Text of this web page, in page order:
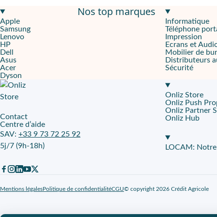
Autonomie 70 min pour nettoyer des sols durs en continu,
Sans filpour circuler entre zones de passage et pièces
71 dB brosse multi-surfaces auto-nettoyante
Pensé pour les équipes qui maintiennent des espaces propres
Travailler longtemps, sans interrompre le rythme
Nettoyeur de sols 2-en-1 Dyson Clean+Wash Hygienevise
70 minutes pour enchaîner les zones
Une autonomie permet de traiter plusieurs surfaces
Liberté de mouvement au quotidien
Le fonctionnement sans fil fluidifie le passage d’une pièce à
Nos top marques
Apple
Samsung
Lenovo
HP
Dell
Asus
Acer
Dyson
Informatique
Téléphone
Impression
Ecrans et
Mobilier de
Distributeurs
Sécurité
Contact
Centre d’aide
SAV: +33 9 73 72 25 92
5j/7 (9h-18h)
Onliz Store
Onliz Push
Onliz Partner
Onliz Hub
LOCAM:
Mentions légalesPolitique de confidentialitéCGU© copyright 2026 Crédit Agricole